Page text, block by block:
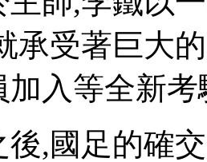
受著巨大的
加入等全新
後,國足的確